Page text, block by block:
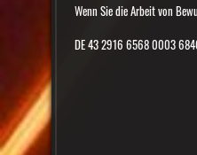
Wenn Sie die Arbeit von
DE 43 2916 6568 0003